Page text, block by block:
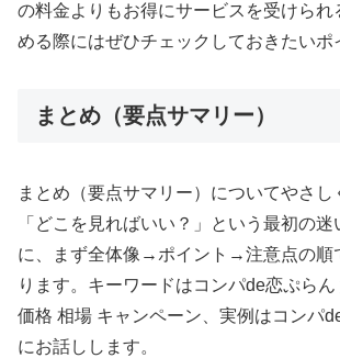
の料金よりもお得にサービスを受けられ
める際にはぜひチェックしておきたいポ
まとめ（要点サマリー）
まとめ（要点サマリー）についてやさし
「どこを見ればいい？」という最初の
に、まず全体像→ポイント→注意点の順
ります。キーワードはコンパde恋ぷらん
価格 相場 キャンペーン、実例はコンパ
にお話しします。